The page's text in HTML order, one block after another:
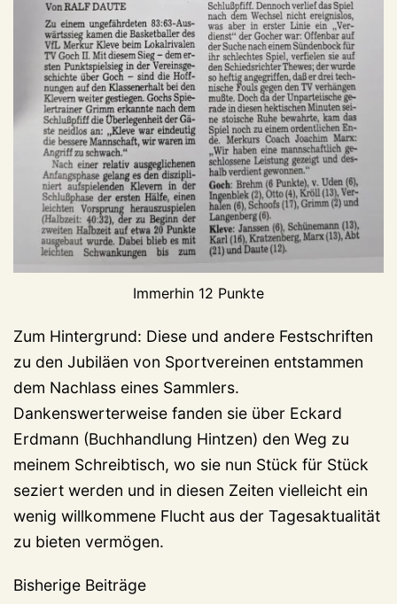
Immerhin 12 Punkte
Zum Hintergrund: Diese und andere Festschriften
zu den Jubiläen von Sportvereinen entstammen
dem Nachlass eines Sammlers.
Dankenswerterweise fanden sie über Eckard
Erdmann (Buchhandlung Hintzen) den Weg zu
meinem Schreibtisch, wo sie nun Stück für Stück
seziert werden und in diesen Zeiten vielleicht ein
wenig willkommene Flucht aus der Tagesaktualität
zu bieten vermögen.
Bisherige Beiträge